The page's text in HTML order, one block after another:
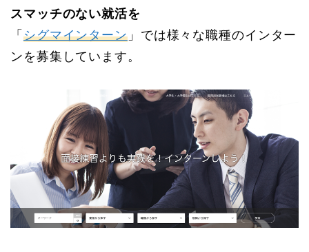
スマッチのない就活を
「 シグマインターン」では様々な職種のインター
ンを募集しています。